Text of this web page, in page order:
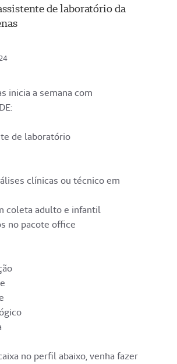
de laboratório da
inicia a semana com
de laboratório
clínicas ou técnico em
coleta adulto e infantil
no pacote office
no perfil abaixo, venha fazer